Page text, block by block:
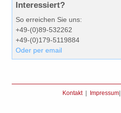
Interessiert?
So erreichen Sie uns:
+49-(0)89-532262
+49-(0)179-5119884
Oder per email
Kontakt| Impressum|